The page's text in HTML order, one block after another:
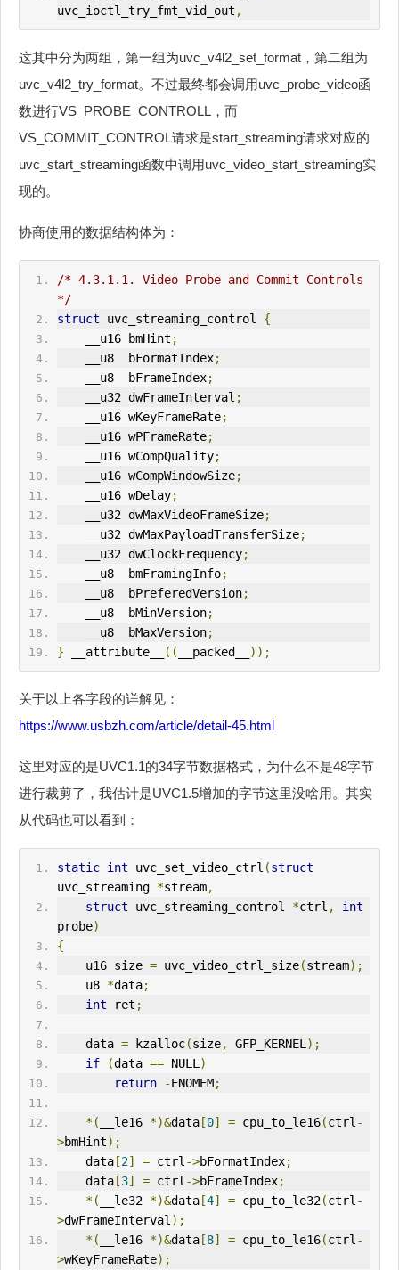
uvc_ioctl_try_fmt_vid_out ,
这其中分为两组，第一组为uvc_v4l2_set_format，第二组为
uvc_v4l2_try_format。不过最终都会调用uvc_probe_video函
数进行VS_PROBE_CONTROLL，而
VS_COMMIT_CONTROL请求是start_streaming请求对应的
uvc_start_streaming函数中调用uvc_video_start_streaming实
现的。
协商使用的数据结构体为：
/* 4.3.1.1. Video Probe and Commit Controls
*/
struct uvc_streaming_control {
    __u16 bmHint
;
    __u8  bFormatIndex
;
    __u8  bFrameIndex
;
    __u32 dwFrameInterval
;
    __u16 wKeyFrameRate
;
    __u16 wPFrameRate
;
    __u16 wCompQuality
;
    __u16 wCompWindowSize
;
    __u16 wDelay
;
    __u32
dwMaxVideoFrameSize;
    __u32
dwMaxPayloadTransferSize;
    __u32 dwClockFrequency
;
    __u8  bmFramingInfo
;
    __u8  bPreferedVersion
;
    __u8  bMinVersion
;
    __u8  bMaxVersion
;
} __attribute__ (( __packed__ ));
关于以上各字段的详解见：
https://www.usbzh.com/article/detail-45.html
这里对应的是UVC1.1的34字节数据格式，为什么不是48字节
进行裁剪了，我估计是UVC1.5增加的字节这里没啥用。其实
从代码也可以看到：
static int uvc_set_video_ctrl (struct
uvc_streaming *stream,
struct uvc_streaming_control *ctrl ,
int
probe)
{
    u16 size
= uvc_video_ctrl_size(stream);
    u8
*data;
int ret ;
    data
= kzalloc(size, GFP_KERNEL );
if
(data == NULL )
return
-ENOMEM;
*( __le16 *)&data[0] = cpu_to_le16(ctrl -
>bmHint);
    data
[2] = ctrl ->bFormatIndex;
    data
[3] = ctrl ->bFrameIndex;
*(
__le32 *)&data[4] = cpu_to_le32(ctrl -
>dwFrameInterval );
*(
__le16 *)&data[8] = cpu_to_le16(ctrl -
>wKeyFrameRate);